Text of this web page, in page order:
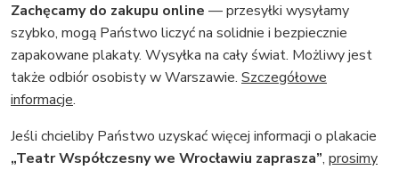
Zachęcamy do zakupu online — przesyłki wysyłamy
szybko, mogą Państwo liczyć na solidnie i bezpiecznie
zapakowane plakaty. Wysyłka na cały świat. Możliwy jest
także odbiór osobisty w Warszawie. Szczegółowe
informacje.
Jeśli chcieliby Państwo uzyskać więcej informacji o plakacie
„Teatr Współczesny we Wrocławiu zaprasza”, prosimy